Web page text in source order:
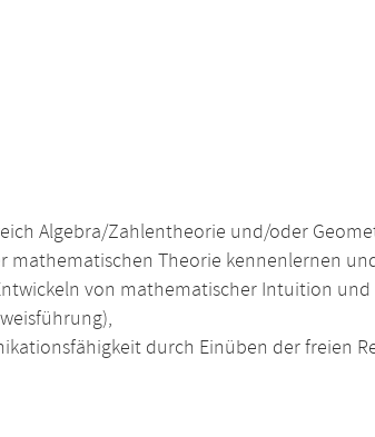
Algebra/Zahlentheorie und/oder
mathematischen Theorie kennenlernen
von mathematischer Intuition
durch Einüben der freien